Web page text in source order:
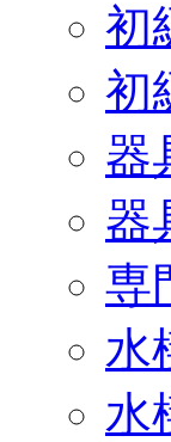
初
初
器
器
専
水
水